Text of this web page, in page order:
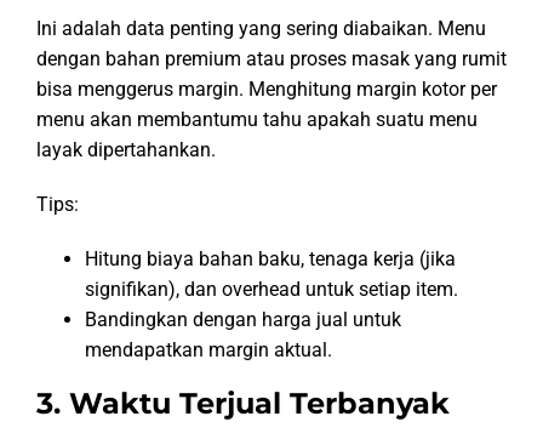
Ini adalah data penting yang sering diabaikan. Menu
dengan bahan premium atau proses masak yang rumit
bisa menggerus margin. Menghitung margin kotor per
menu akan membantumu tahu apakah suatu menu
layak dipertahankan.
Tips:
Hitung biaya bahan baku, tenaga kerja (jika
signifikan), dan overhead untuk setiap item.
Bandingkan dengan harga jual untuk
mendapatkan margin aktual.
3. Waktu Terjual Terbanyak